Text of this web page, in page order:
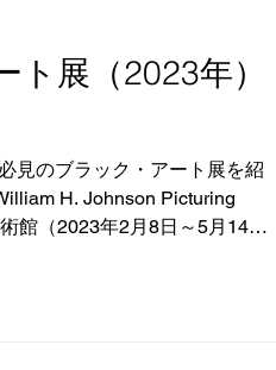
展（2023年）
見のブラック・アート展を紹
H. Johnson Picturing
館（2023年2月8日～5月14